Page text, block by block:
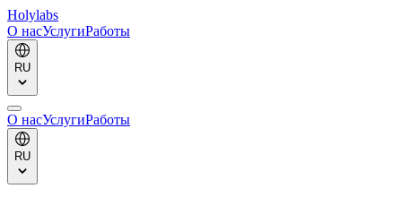
Holylabs
О насУслугиРаботы
RU
О насУслугиРаботы
RU